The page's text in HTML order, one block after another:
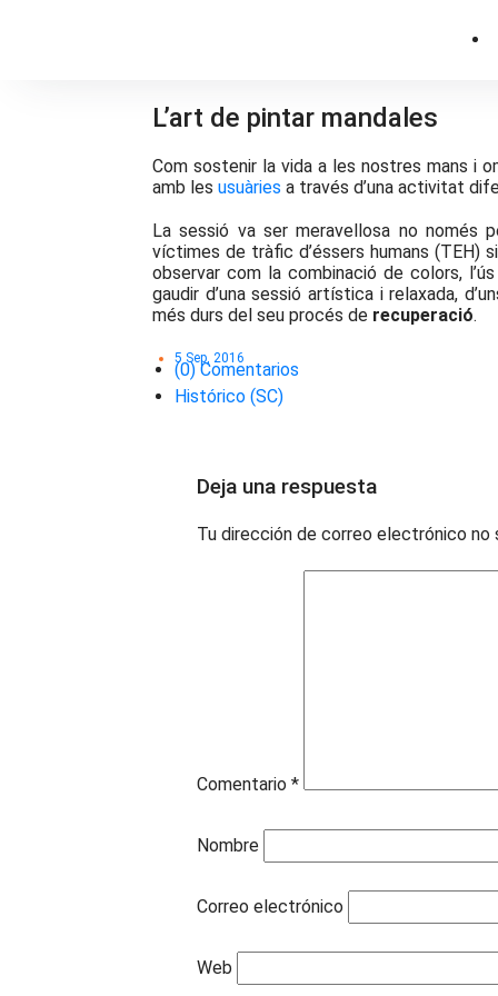
L’art de pintar mandales
Com sostenir la vida a les nostres mans i
amb les usuàries a través d’una activitat
La sessió va ser meravellosa no només
víctimes de tràfic d’éssers humans (TEH)
observar com la combinació de colors,
gaudir d’una sessió artística i relaxada,
més durs del seu procés de recuperació.
5 Sep, 2016
(0) Comentarios
Histórico (SC)
Deja una respuesta
Tu dirección de correo electrónico no
Comentario *
Nombre
Correo electrónico
Web